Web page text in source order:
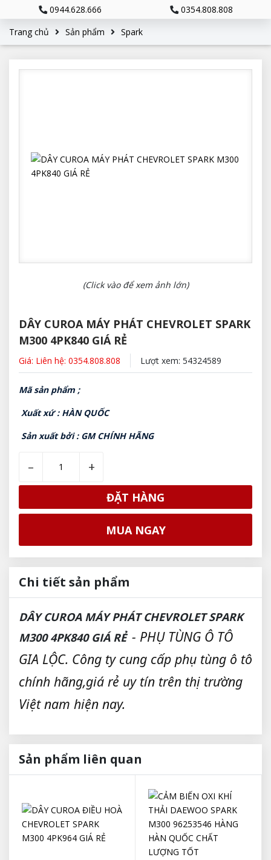
0944.628.666
0354.808.808
Trang chủ
Sản phẩm Spark
(Click vào để xem ảnh lớn)
DÂY CUROA MÁY PHÁT CHEVROLET SPARK
M300 4PK840 GIÁ RẺ
Giá: Liên hệ: 0354.808.808 Lượt xem: 54324589
Mã sản phẩm ;
Xuất xứ : HÀN QUỐC
Sản xuất bởi : GM CHÍNH HÃNG
– +
ĐẶT HÀNG
MUA NGAY
Chi tiết sản phẩm
DÂY CUROA MÁY PHÁT CHEVROLET SPARK
M300 4PK840 GIÁ RẺ - PHỤ TÙNG Ô TÔ
GIA LỘC. Công ty cung cấp phụ tùng ô tô
chính hãng,giá rẻ uy tín trên thị trường
Việt nam hiện nay.
Sản phẩm liên quan